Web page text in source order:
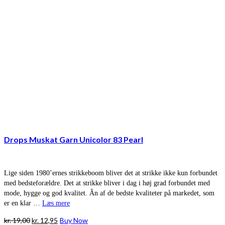
Drops Muskat Garn Unicolor 83 Pearl
Lige siden 1980’ernes strikkeboom bliver det at strikke ikke kun forbundet
med bedsteforældre. Det at strikke bliver i dag i høj grad forbundet med
mode, hygge og god kvalitet. Ãn af de bedste kvaliteter på markedet, som
er en klar … Læs mere
kr.19,00Den
kr. 12,95 Den
Buy Now